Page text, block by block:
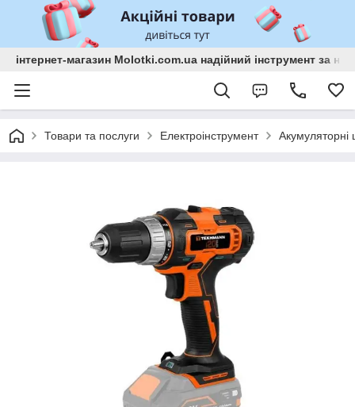
інтернет-магазин Molotki.com.ua надійний інструмент за
Товари та послуги Електроінструмент Акумуляторні